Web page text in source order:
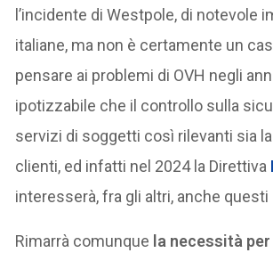
l’incidente di Westpole, di notevole
italiane, ma non è certamente un
pensare ai problemi di OVH negli
ipotizzabile che il controllo sulla
servizi di soggetti così rilevanti sia
clienti, ed infatti nel 2024 la Direttiva
interesserà, fra gli altri, anche
Rimarrà comunque la necessità